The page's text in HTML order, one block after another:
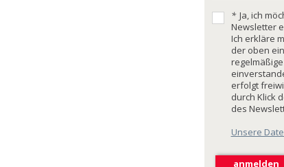
* Ja, ich
Newsletter
Ich erkläre
der oben
erfolgt
durch Klick
des
Unsere